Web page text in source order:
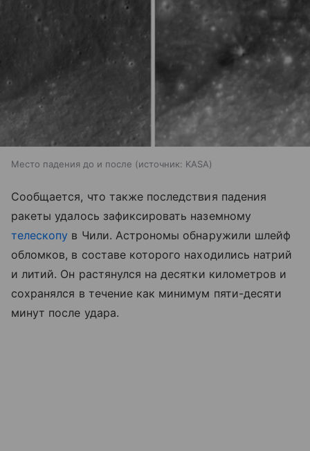
Место падения до и после источник: KASA
Сообщается, что также последствия падения
ракеты удалось зафиксировать наземному
телескопу в Чили. Астрономы обнаружили шлейф
обломков, в составе которого находились натрий
и литий. Он растянулся на десятки километров и
сохранялся в течение как минимум пяти-десяти
минут после удара.